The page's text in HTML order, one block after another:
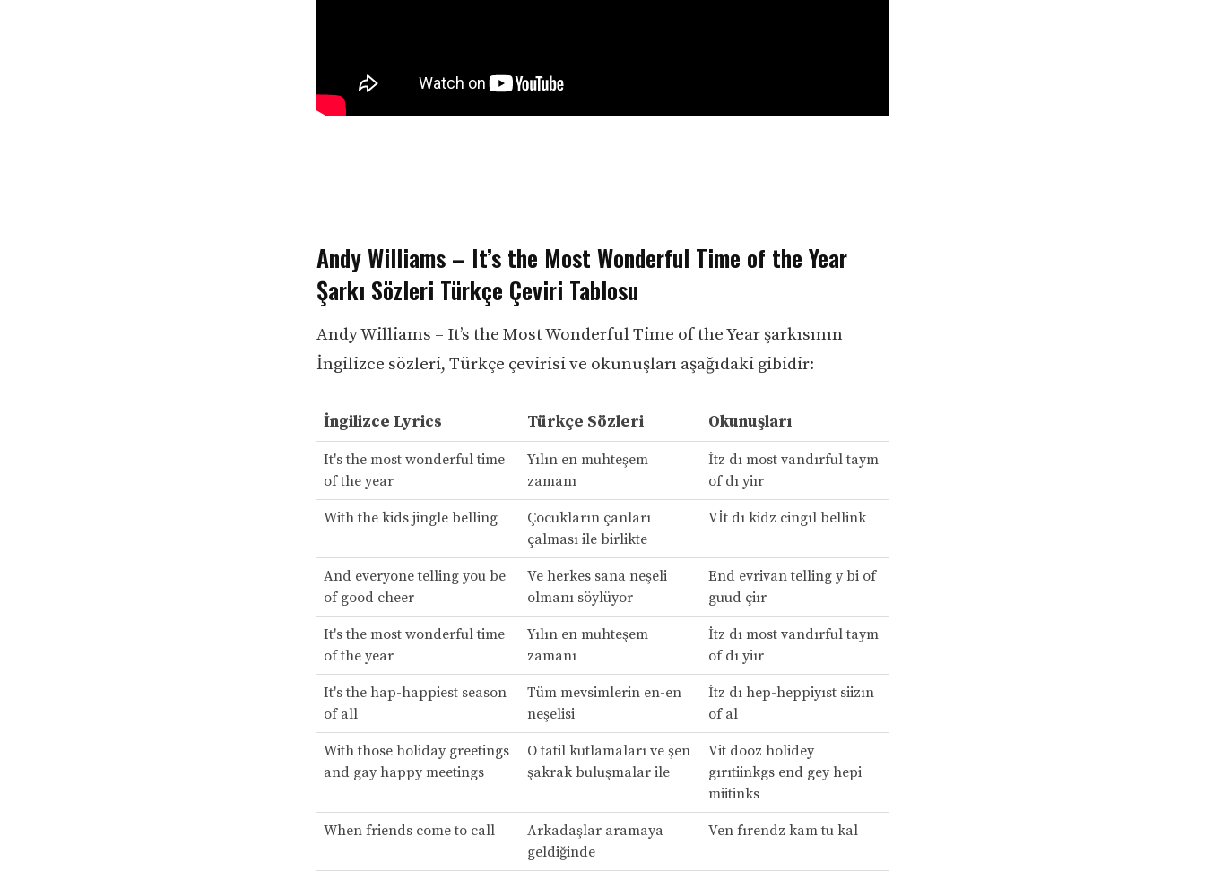
Andy Williams – It’s the Most Wonderful Time of the Year
Şarkı Sözleri Türkçe Çeviri Tablosu
Andy Williams – It’s the Most Wonderful Time of the Year şarkısının
İngilizce sözleri, Türkçe çevirisi ve okunuşları aşağıdaki gibidir:
İngilizce Lyrics Türkçe Sözleri Okunuşları
It's the most wonderful time
of the year
Yılın en muhteşem
zamanı
İtz dı most vandırful taym
of dı yiır
With the kids jingle belling
Çocukların çanları
çalması ile birlikte
Vİt dı kidz cingıl bellink
And everyone telling you be
of good cheer
Ve herkes sana neşeli
olmanı söylüyor
End evrivan telling y bi of
guud çiır
It's the most wonderful time
of the year
Yılın en muhteşem
zamanı
İtz dı most vandırful taym
of dı yiır
It's the hap-happiest season
of all
Tüm mevsimlerin en-en
neşelisi
İtz dı hep-heppiyıst siizın
of al
With those holiday greetings
and gay happy meetings
O tatil kutlamaları ve şen
şakrak buluşmalar ile
Vit dooz holidey
gırıtiinkgs end gey hepi
miitinks
When friends come to call
Arkadaşlar aramaya
geldiğinde
Ven fırendz kam tu kal